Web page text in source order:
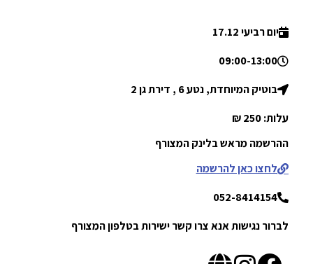
יום רביעי 17.12
09:00-13:00
בוטיק המיוחדת, נטע 6 , דירת גן 2
עלות: 250 ₪
ההרשמה מראש בלינק המצורף
לחצו כאן להרשמה
052-8414154
לברור נגישות אנא צרו קשר ישירות בטלפון המצורף